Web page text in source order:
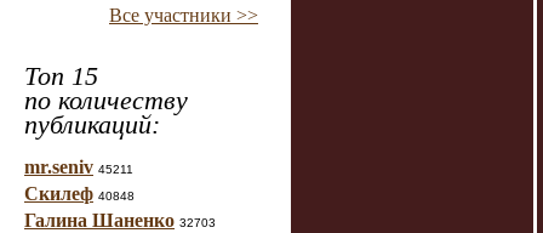
Все участники >>
Топ 15
по количеству
публикаций:
mr.seniv 45211
Скилеф 40848
Галина Шаненко 32703